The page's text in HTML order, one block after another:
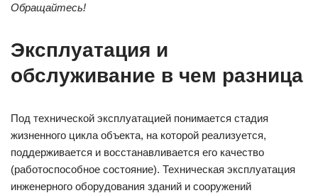
Обращайтесь!
Эксплуатация и
обслуживание в чем разница
Под технической эксплуатацией понимается стадия
жизненного цикла объекта, на которой реализуется,
поддерживается и восстанавливается его качество
(работоспособное состояние). Техническая эксплуатация
инженерного оборудования зданий и сооружений